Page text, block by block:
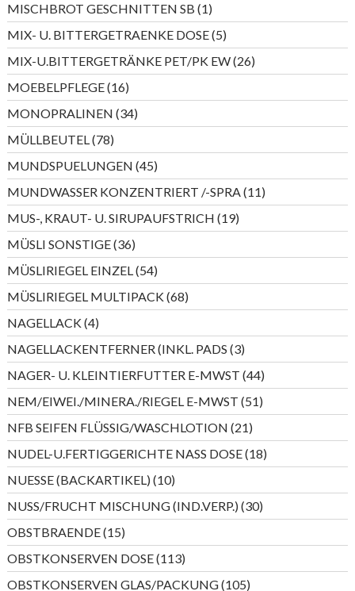
MISCHBROT GESCHNITTEN SB 11
Produkt
MIX- U. BITTERGETRAENKE DOSE 55
Produkte
MIX-U.BITTERGETRÄNKE PET/PK EW 2626
Produkte
MOEBELPFLEGE 1616
Produkte
MONOPRALINEN 3434
Produkte
MÜLLBEUTEL 7878
Produkte
MUNDSPUELUNGEN 4545
Produkte
MUNDWASSER KONZENTRIERT /-SPRA 1111
Produkte
MUS-, KRAUT- U. SIRUPAUFSTRICH 1919
Produkte
MÜSLI SONSTIGE 3636
Produkte
MÜSLIRIEGEL EINZEL 5454
Produkte
MÜSLIRIEGEL MULTIPACK 6868
Produkte
NAGELLACK 44
Produkte
NAGELLACKENTFERNER (INKL. PADS 33
Produkte
NAGER- U. KLEINTIERFUTTER E-MWST 4444
Produkte
NEM/EIWEI./MINERA./RIEGEL E-MWST 5151
Produkte
NFB SEIFEN FLÜSSIG/WASCHLOTION 2121
Produkte
NUDEL-U.FERTIGGERICHTE NASS DOSE 1818
Produkte
NUESSE (BACKARTIKEL) 1010
Produkte
NUSS/FRUCHT MISCHUNG (IND.VERP.) 3030
Produkte
OBSTBRAENDE 1515
Produkte
OBSTKONSERVEN DOSE 113113
Produkte
OBSTKONSERVEN GLAS/PACKUNG 105105